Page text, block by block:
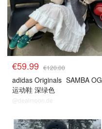
€59.99 €120.00
adidas Originals SAMBA OG
运动鞋 深绿色
@dealmoon.de